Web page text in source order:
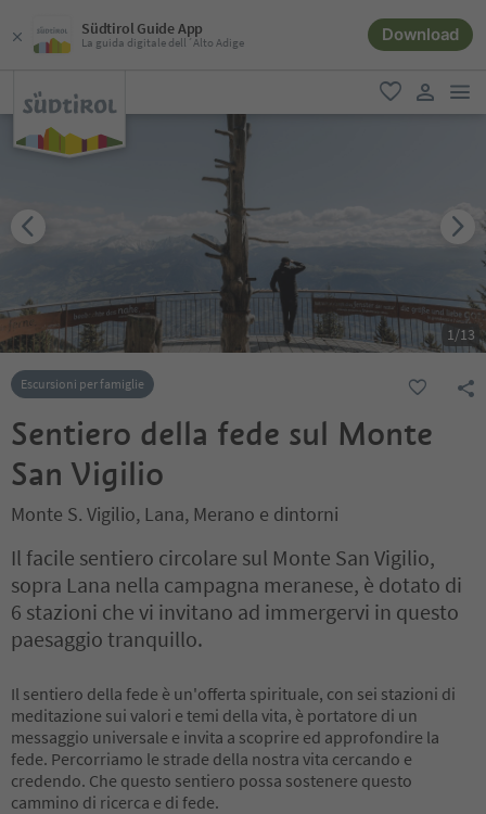
Südtirol Guide App
La guida digitale dell´Alto Adige Download
favoriti
user link
1/13
Escursioni per famiglie
Sentiero della fede sul Monte
San Vigilio
Monte S. Vigilio, Lana, Merano e dintorni
Il facile sentiero circolare sul Monte San Vigilio,
sopra Lana nella campagna meranese, è dotato di
6 stazioni che vi invitano ad immergervi in questo
paesaggio tranquillo.
Il sentiero della fede è un'offerta spirituale, con sei stazioni di
meditazione sui valori e temi della vita, è portatore di un
messaggio universale e invita a scoprire ed approfondire la
fede. Percorriamo le strade della nostra vita cercando e
credendo. Che questo sentiero possa sostenere questo
cammino di ricerca e di fede.